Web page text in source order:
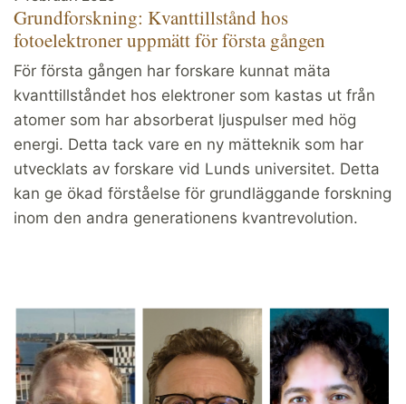
Grundforskning: Kvanttillstånd hos
fotoelektroner uppmätt för första gången
För första gången har forskare kunnat mäta
kvanttillståndet hos elektroner som kastas ut från
atomer som har absorberat ljuspulser med hög
energi. Detta tack vare en ny mätteknik som har
utvecklats av forskare vid Lunds universitet. Detta
kan ge ökad förståelse för grundläggande forskning
inom den andra generationens kvantrevolution.